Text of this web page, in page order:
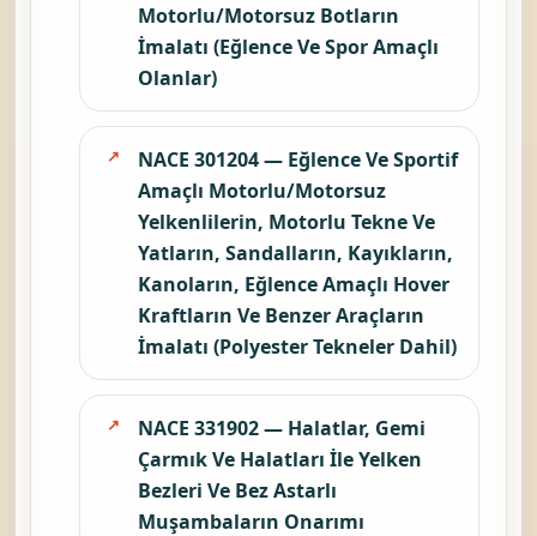
Motorlu/Motorsuz Botların
İmalatı (Eğlence Ve Spor Amaçlı
Olanlar)
NACE 301204 — Eğlence Ve Sportif
Amaçlı Motorlu/Motorsuz
Yelkenlilerin, Motorlu Tekne Ve
Yatların, Sandalların, Kayıkların,
Kanoların, Eğlence Amaçlı Hover
Kraftların Ve Benzer Araçların
İmalatı (Polyester Tekneler Dahil)
NACE 331902 — Halatlar, Gemi
Çarmık Ve Halatları İle Yelken
Bezleri Ve Bez Astarlı
Muşambaların Onarımı